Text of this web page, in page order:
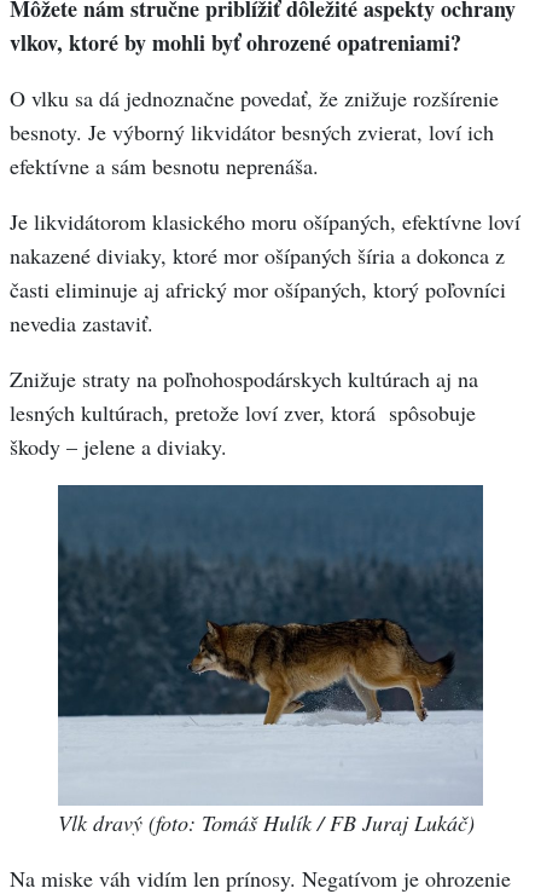
Môžete nám stručne priblížiť dôležité aspekty ochrany
vlkov, ktoré by mohli byť ohrozené opatreniami?
O vlku sa dá jednoznačne povedať, že znižuje rozšírenie
besnoty. Je výborný likvidátor besných zvierat, loví ich
efektívne a sám besnotu neprenáša.
Je likvidátorom klasického moru ošípaných, efektívne loví
nakazené diviaky, ktoré mor ošípaných šíria a dokonca z
časti eliminuje aj africký mor ošípaných, ktorý poľovníci
nevedia zastaviť.
Znižuje straty na poľnohospodárskych kultúrach aj na
lesných kultúrach, pretože loví zver, ktorá spôsobuje
škody – jelene a diviaky.
Vlk dravý (foto: Tomáš Hulík / FB Juraj Lukáč)
Na miske váh vidím len prínosy. Negatívom je ohrozenie